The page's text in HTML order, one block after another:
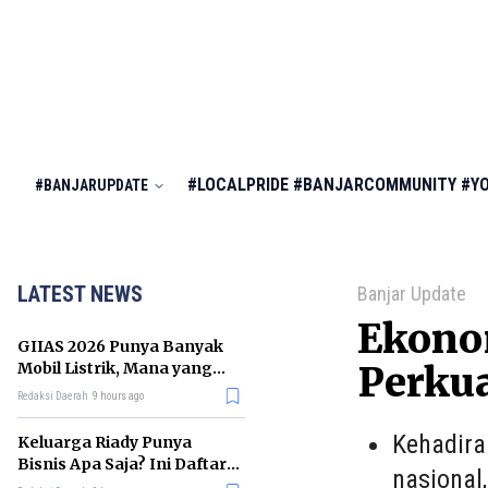
#BANJARUPDATE #LOCALPRIDE #BANJARCOMMUNITY
LATEST NEWS
GIIAS 2026 Punya Banyak
Mobil Listrik, Mana yang
Cocok untuk Gaji Rp10 Juta?
Redaksi Daerah 9 hours ago
Keluarga Riady Punya
Bisnis Apa Saja? Ini Daftar
Banjar Update